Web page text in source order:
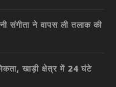
संगीता ने वापस ली तलाक की
खाड़ी क्षेत्र में 24 घंटे